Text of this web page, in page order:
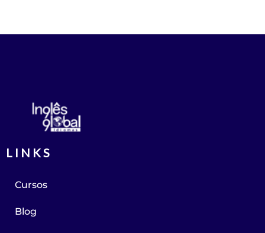
LINKS
Cursos
Blog